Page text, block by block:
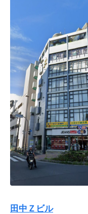
田中Ｚビル